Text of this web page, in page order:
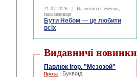
21.07.2026 |
Валентина Семеняк,
письменниця
Бути Небом ― це любити
всіх
Видавничі новинки
Павлюк Ігор. "Мезозой"
Проза | Буквоїд